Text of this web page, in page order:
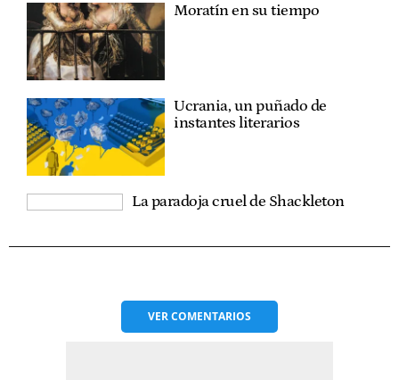
Moratín en su tiempo
Ucrania, un puñado de
instantes literarios
La paradoja cruel de Shackleton
VERCOMENTARIOS